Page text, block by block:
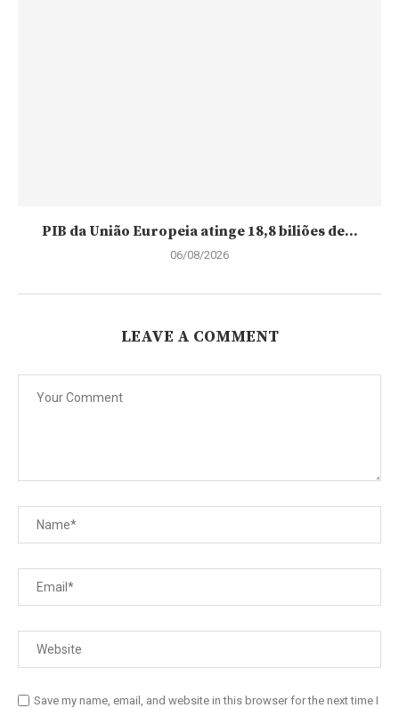
PIB da União Europeia atinge 18,8 biliões de...
06/08/2026
LEAVE A COMMENT
Save my name, email, and website in this browser for the next time I